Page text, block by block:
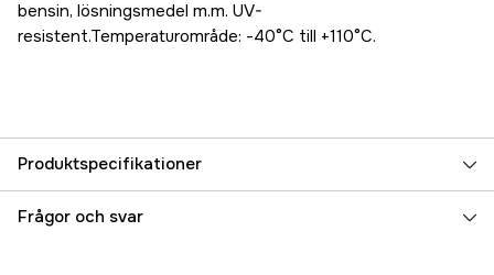
bensin, lösningsmedel m.m. UV-
resistent.Temperaturområde: -40°C till +110°C.
Produktspecifikationer
Referensnummer 5000025090
Frågor och svar